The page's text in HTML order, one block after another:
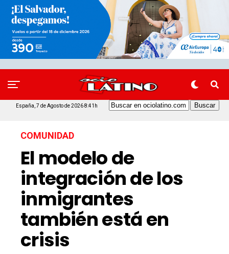
España, 7 de Agosto de 2026 8:41h
COMUNIDAD
El modelo de
integración de los
inmigrantes
también está en
crisis